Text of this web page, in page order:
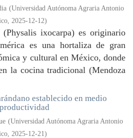
(Universidad Autónoma Agraria Antonio
, 2025-12-12)
ixocarpa) es originario
es una hortaliza de gran
y cultural en México, donde
la cocina tradicional (Mendoza
establecido en medio
(Universidad Autónoma Agraria Antonio
, 2025-12-21)